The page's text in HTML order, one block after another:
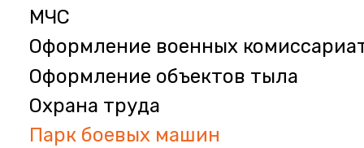
МЧС
Оформление военных
Оформление объектов тыла
Охрана труда
Парк боевых машин